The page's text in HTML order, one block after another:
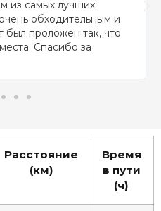
из самых лучших
обходительным и
был проложен так, что
Спасибо за
Расстояние
(км)
Время
в пути
(ч)